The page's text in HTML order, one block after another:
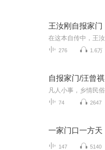
王汝刚自报家门
276 1.6万
自报家门/汪曾祺
74 2647
一家门口一方天
147 5140